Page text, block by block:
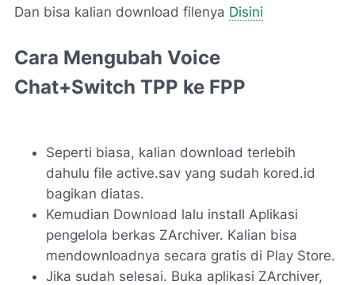
Dan bisa kalian download filenya Disini
Cara Mengubah Voice
Chat+Switch TPP ke FPP
Seperti biasa, kalian download terlebih
dahulu file active.sav yang sudah kored.id
bagikan diatas.
Kemudian Download lalu install Aplikasi
pengelola berkas ZArchiver. Kalian bisa
mendownloadnya secara gratis di Play Store.
Jika sudah selesai. Buka aplikasi ZArchiver,